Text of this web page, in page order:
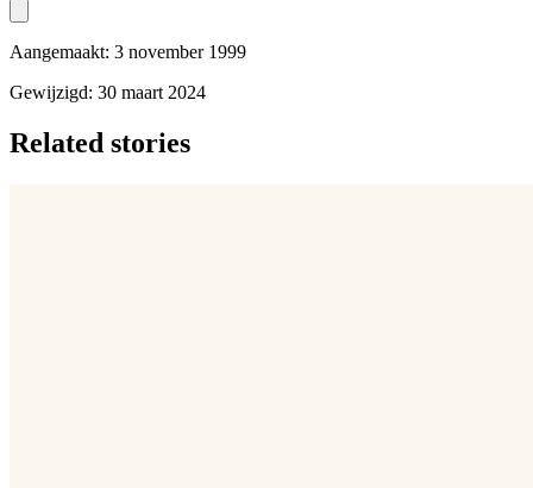
Aangemaakt: 3 november 1999
Gewijzigd: 30 maart 2024
Related stories